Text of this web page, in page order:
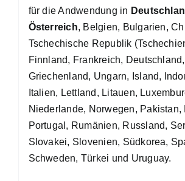
für die Andwendung in
Österreich, Belgien, Bulgarien,
Tschechische Republik
Finnland, Frankreich, Deutschland,
Griechenland, Ungarn, Island,
Italien, Lettland, Litauen,
Niederlande, Norwegen, Pakistan,
Portugal, Rumänien, Russland,
Slovakei, Slovenien, Südkorea,
Schweden, Türkei und Uruguay.